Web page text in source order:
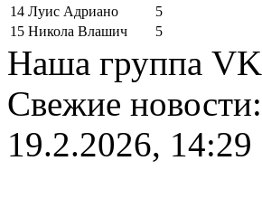
14 Луис Адриано
5
15 Никола Влашич 5
Наша группа VK
Свежие новости:
19.2.2026, 14:29